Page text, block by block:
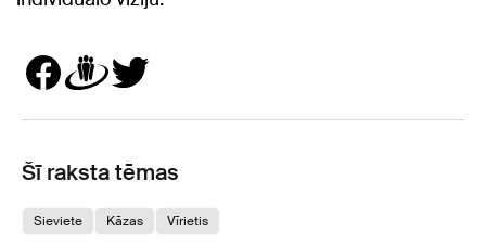
Šī raksta tēmas
Sieviete Kāzas Vīrietis